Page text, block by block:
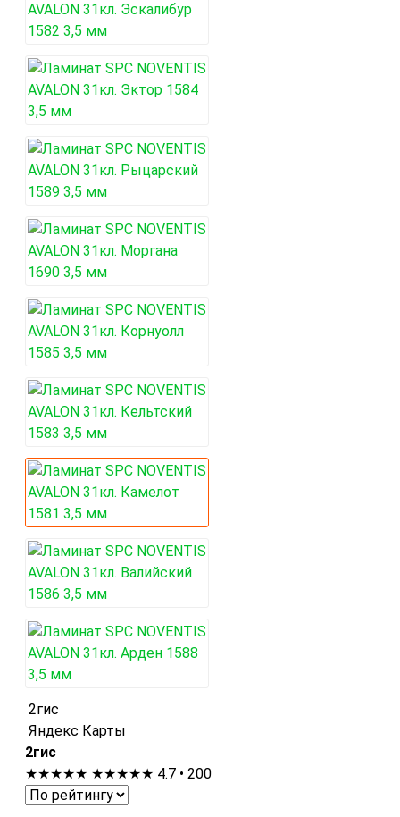
2гис
Яндекс Карты
2гис
★★★★★ ★★★★★ 4.7 • 200